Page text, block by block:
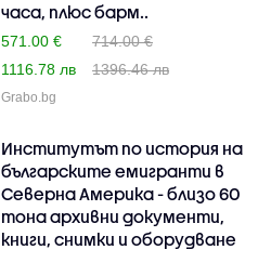
часа, плюс барм..
571.00 €
714.00 €
1116.78 лв
1396.46 лв
Grabo.bg
Институтът по история на
българските емигранти в
Северна Америка - близо 60
тона архивни документи,
книги, снимки и оборудване